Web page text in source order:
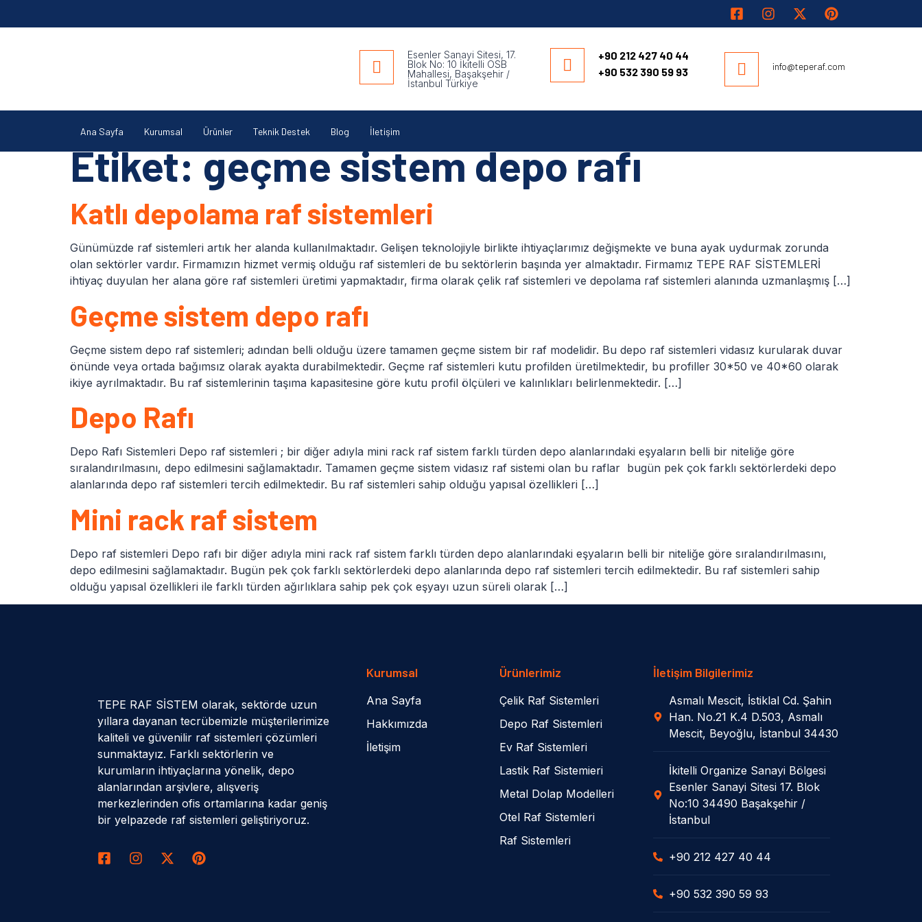
Esenler Sanayi Sitesi, 17.
Blok No: 10 İkitelli OSB
Mahallesi, Başakşehir /
İstanbul Türkiye
+90 212 427 40 44
+90 532 390 59 93
info@teperaf.com
Ana Sayfa Kurumsal Ürünler Teknik Destek Blog İletişim
Etiket:geçme sistem depo rafı
Katlı depolama raf sistemleri
Günümüzde raf sistemleri artık her alanda kullanılmaktadır. Gelişen teknolojiyle birlikte ihtiyaçlarımız değişmekte ve buna ayak uydurmak zorunda
olan sektörler vardır. Firmamızın hizmet vermiş olduğu raf sistemleri de bu sektörlerin başında yer almaktadır. Firmamız TEPE RAF SİSTEMLERİ
ihtiyaç duyulan her alana göre raf sistemleri üretimi yapmaktadır, firma olarak çelik raf sistemleri ve depolama raf sistemleri alanında uzmanlaşmış […]
Geçme sistem depo rafı
Geçme sistem depo raf sistemleri; adından belli olduğu üzere tamamen geçme sistem bir raf modelidir. Bu depo raf sistemleri vidasız kurularak duvar
önünde veya ortada bağımsız olarak ayakta durabilmektedir. Geçme raf sistemleri kutu profilden üretilmektedir, bu profiller 30*50 ve 40*60 olarak
ikiye ayrılmaktadır. Bu raf sistemlerinin taşıma kapasitesine göre kutu profil ölçüleri ve kalınlıkları belirlenmektedir. […]
Depo Rafı
Depo Rafı Sistemleri Depo raf sistemleri ; bir diğer adıyla mini rack raf sistem farklı türden depo alanlarındaki eşyaların belli bir niteliğe göre
sıralandırılmasını, depo edilmesini sağlamaktadır. Tamamen geçme sistem vidasız raf sistemi olan bu raflar bugün pek çok farklı sektörlerdeki depo
alanlarında depo raf sistemleri tercih edilmektedir. Bu raf sistemleri sahip olduğu yapısal özellikleri […]
Mini rack raf sistem
Depo raf sistemleri Depo rafı bir diğer adıyla mini rack raf sistem farklı türden depo alanlarındaki eşyaların belli bir niteliğe göre sıralandırılmasını,
depo edilmesini sağlamaktadır. Bugün pek çok farklı sektörlerdeki depo alanlarında depo raf sistemleri tercih edilmektedir. Bu raf sistemleri sahip
olduğu yapısal özellikleri ile farklı türden ağırlıklara sahip pek çok eşyayı uzun süreli olarak […]
TEPE RAF SİSTEM olarak, sektörde uzun
yıllara dayanan tecrübemizle müşterilerimize
kaliteli ve güvenilir raf sistemleri çözümleri
sunmaktayız. Farklı sektörlerin ve
kurumların ihtiyaçlarına yönelik, depo
alanlarından arşivlere, alışveriş
merkezlerinden ofis ortamlarına kadar geniş
bir yelpazede raf sistemleri geliştiriyoruz.
Kurumsal
Ana Sayfa
Hakkımızda
İletişim
Ürünlerimiz
Çelik Raf Sistemleri
Depo Raf Sistemleri
Ev Raf Sistemleri
Lastik Raf Sistemieri
Metal Dolap Modelleri
Otel Raf Sistemleri
Raf Sistemleri
İletişim Bilgilerimiz
Asmalı Mescit, İstiklal Cd. Şahin
Han. No.21 K.4 D.503, Asmalı
Mescit, Beyoğlu, İstanbul 34430
İkitelli Organize Sanayi Bölgesi
Esenler Sanayi Sitesi 17. Blok
No:10 34490 Başakşehir /
İstanbul
+90 212 427 40 44
+90 532 390 59 93